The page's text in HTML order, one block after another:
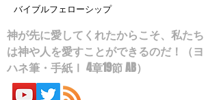
バイブルフェローシップ
神が先に愛してくれたからこそ、私たち
は神や人を愛すことができるのだ！（ヨ
ハネ筆・手紙Ⅰ 4章19節 AB）